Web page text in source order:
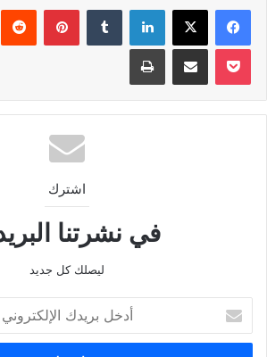
فيسبوك ‫X لينكدإن بينتيريست
‫Pocket مشاركة عبر البريد طباعة
اشترك
في نشرتنا
ليصلك كل جديد
بريدك
الإلكتروني